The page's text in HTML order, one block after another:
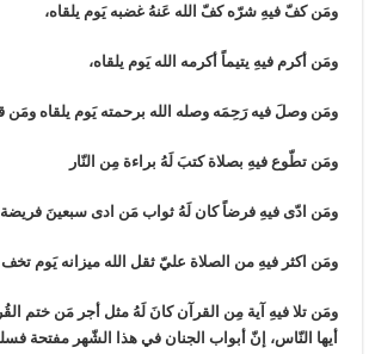
ومَن كفّ فيهِ شرّه كفّ الله عَنهُ غضبه يَوم يلقاه،
ومَن أكرم فيهِ يتيماً أكرمه الله يَوم يلقاه،
ومَن وصلَ فيه رَحِمَه وصله الله برحمته يَوم يلقاه ومَن
ومَن تطّوع فيهِ بصلاة كتبَ لَهُ براءة مِن النّار
ومَن ادّى فيهِ فرضاً كان لَهُ ثواب مَن ادى سبعينَ
ومَن اكثر فيهِ من الصلاة عليّ ثقل الله ميزانه يَوم تخف
ومَن تلا فيهِ آية مِن القرآن كانَ لَهُ مثل أجر مَن ختم
أيها النّاس، إنّ أبواب الجنان في هذا الشّهر مفتحة